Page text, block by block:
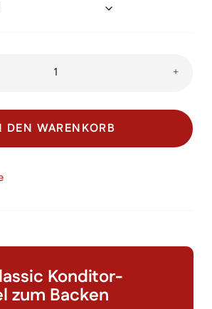
Spachtel
Menge
+
DEN WARENKORB
Konditor-
zum Backen